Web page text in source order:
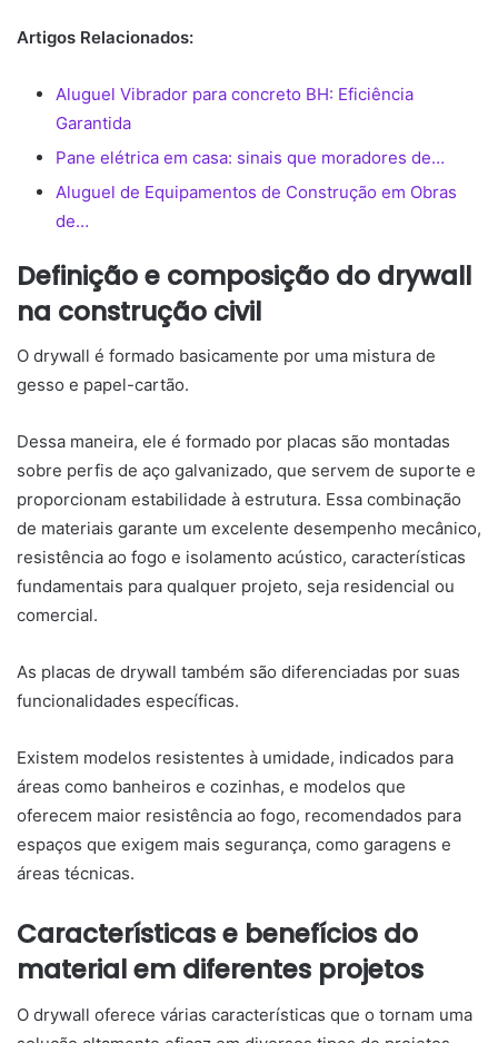
Artigos Relacionados:
Aluguel Vibrador para concreto BH: Eficiência
Garantida
Pane elétrica em casa: sinais que moradores de…
Aluguel de Equipamentos de Construção em Obras
de…
Definição e composição do drywall
na construção civil
O drywall é formado basicamente por uma mistura de
gesso e papel-cartão.
Dessa maneira, ele é formado por placas são montadas
sobre perfis de aço galvanizado, que servem de suporte e
proporcionam estabilidade à estrutura. Essa combinação
de materiais garante um excelente desempenho mecânico,
resistência ao fogo e isolamento acústico, características
fundamentais para qualquer projeto, seja residencial ou
comercial.
As placas de drywall também são diferenciadas por suas
funcionalidades específicas.
Existem modelos resistentes à umidade, indicados para
áreas como banheiros e cozinhas, e modelos que
oferecem maior resistência ao fogo, recomendados para
espaços que exigem mais segurança, como garagens e
áreas técnicas.
Características e benefícios do
material em diferentes projetos
O drywall oferece várias características que o tornam uma